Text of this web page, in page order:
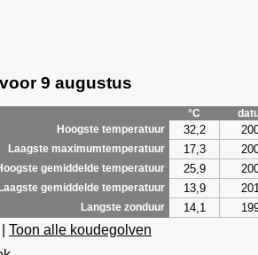
9 augustus
°C
Hoogste temperatuur
32,2
Laagste maximumtemperatuur 17,3
gemiddelde temperatuur 25,9
Laagste gemiddelde temperatuur 13,9
Langste zonduur 14,1
Toon alle koudegolven